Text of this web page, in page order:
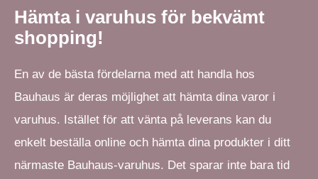
Hämta i varuhus för bekvämt
shopping!
En av de bästa fördelarna med att handla hos
Bauhaus är deras möjlighet att hämta dina varor i
varuhus. Istället för att vänta på leverans kan du
enkelt beställa online och hämta dina produkter i ditt
närmaste Bauhaus-varuhus. Det sparar inte bara tid